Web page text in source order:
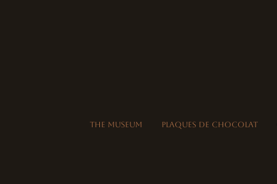
THE MUSEUM Plaques de Chocolat